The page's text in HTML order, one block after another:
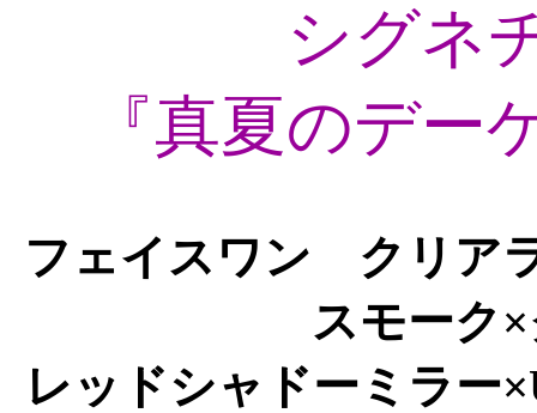
シグネ
『真夏のデー
フェイスワン クリア
スモーク
レッドシャドーミラー